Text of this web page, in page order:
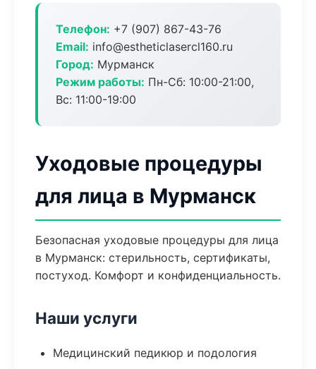
Телефон: +7 (907) 867-43-76
Email: info@estheticlasercl160.ru
Город: Мурманск
Режим работы: Пн-Сб: 10:00-21:00,
Вс: 11:00-19:00
Уходовые процедуры
для лица в Мурманск
Безопасная уходовые процедуры для лица
в Мурманск: стерильность, сертификаты,
постуход. Комфорт и конфиденциальность.
Наши услуги
Медицинский педикюр и подология